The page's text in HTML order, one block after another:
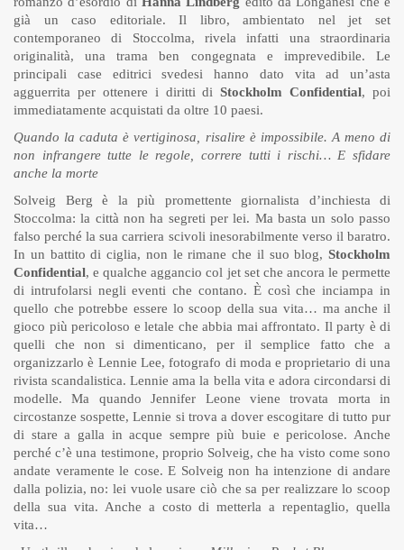
già un caso editoriale. Il libro, ambientato nel jet set
contemporaneo di Stoccolma, rivela infatti una straordinaria
originalità, una trama ben congegnata e imprevedibile. Le
principali case editrici svedesi hanno dato vita ad un’asta
agguerrita per ottenere i diritti diStockholm Confidential, poi
immediatamente acquistati da oltre 10 paesi.
Quando la caduta è vertiginosa, risalire è impossibile. A meno di
non infrangere tutte le regole, correre tutti i rischi… E sfidare
anche la morte
Solveig Berg è la più promettente giornalista d’inchiesta di
Stoccolma: la città non ha segreti per lei. Ma basta un solo passo
falso perché la sua carriera scivoli inesorabilmente verso il baratro.
In un battito di ciglia, non le rimane che il suo blog, Stockholm
Confidential, e qualche aggancio col jet set che ancora le permette
di intrufolarsi negli eventi che contano. È così che inciampa in
quello che potrebbe essere lo scoop della sua vita… ma anche il
gioco più pericoloso e letale che abbia mai affrontato. Il party è di
quelli che non si dimenticano, per il semplice fatto che a
organizzarlo è Lennie Lee, fotografo di moda e proprietario di una
rivista scandalistica. Lennie ama la bella vita e adora circondarsi di
modelle. Ma quando Jennifer Leone viene trovata morta in
circostanze sospette, Lennie si trova a dover escogitare di tutto pur
di stare a galla in acque sempre più buie e pericolose. Anche
perché c’è una testimone, proprio Solveig, che ha visto come sono
andate veramente le cose. E Solveig non ha intenzione di andare
dalla polizia, no: lei vuole usare ciò che sa per realizzare lo scoop
della sua vita. Anche a costo di metterla a repentaglio, quella
vita…